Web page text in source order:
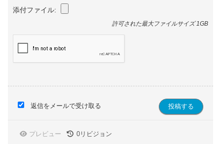
添付ファイル:
許可された最大ファイルサイズ 1GB
返信をメールで受け取る
プレビュー 0リビジョン